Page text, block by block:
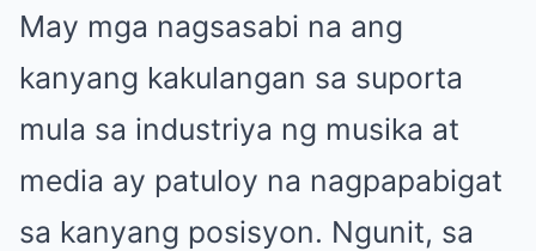
May mga nagsasabi na ang
kanyang kakulangan sa suporta
mula sa industriya ng musika at
media ay patuloy na nagpapabigat
sa kanyang posisyon. Ngunit, sa